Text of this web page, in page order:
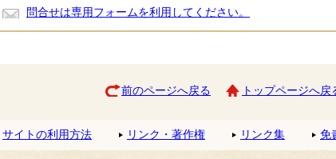
問合せは専用フォームを利用してください。
前のページへ戻る トップページへ戻
サイトの利用方法 リンク・著作権 リンク集 免